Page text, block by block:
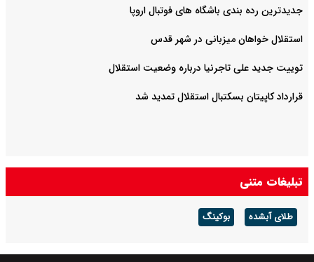
جدیدترین رده بندی باشگاه های فوتبال اروپا
استقلال خواهان میزبانی در شهر قدس
توییت جدید علی تاجرنیا درباره وضعیت استقلال
قرارداد کاپیتان بسکتبال استقلال تمدید شد
تبلیغات متنی
طلای آبشده بوکینگ